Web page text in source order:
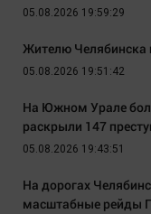
05.08.2026 19:59:29
Жителю Челябинска
05.08.2026 19:51:42
На Южном Урале
раскрыли 147
05.08.2026 19:43:51
На дорогах
масштабные рейды